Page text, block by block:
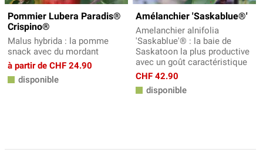
Pommier Lubera Paradis®
Crispino®
Malus hybrida : la pomme
snack avec du mordant
à partir de CHF 24.90
disponible
Amélanchier 'Saskablue®'
Amelanchier alnifolia
'Saskablue'® : la baie de
Saskatoon la plus productive
avec un goût caractéristique
CHF 42.90
disponible